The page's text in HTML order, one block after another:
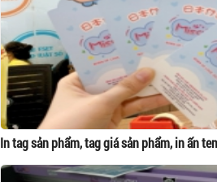
In tag sản phẩm, tag giá sản phẩm, in ấn